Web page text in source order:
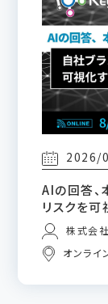
2026/
AIの回答、
リスクを
株式会
オンライ